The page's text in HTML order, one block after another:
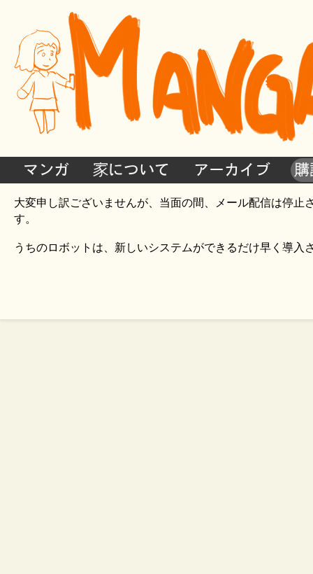
マンガ 家について アーカイブ
大変申し訳ございませんが、当面の間、メール配信は停
す。
うちのロボットは、新しいシステムができるだけ早く導入